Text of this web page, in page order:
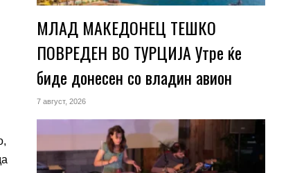
МЛАД МАКЕДОНЕЦ ТЕШКО
ПОВРЕДЕН ВО ТУРЦИЈА Утре ќе
биде донесен со владин авион
7 август, 2026